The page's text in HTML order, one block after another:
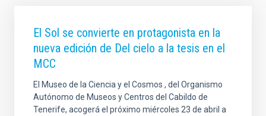
El Sol se convierte en protagonista en la
nueva edición de Del cielo a la tesis en el
MCC
El Museo de la Ciencia y el Cosmos , del Organismo
Autónomo de Museos y Centros del Cabildo de
Tenerife, acogerá el próximo miércoles 23 de abril a